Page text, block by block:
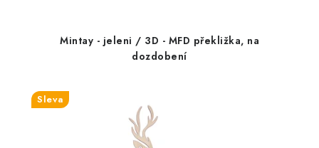
Mintay - jeleni / 3D - MFD překližka, na
dozdobení
Sleva